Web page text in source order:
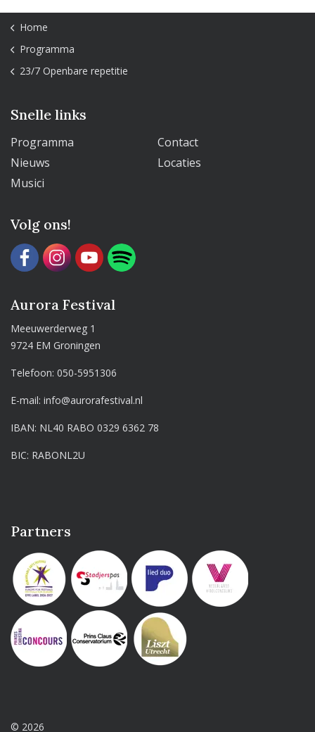
Home
Programma
23/7 Openbare repetitie
Snelle links
Programma
Contact
Nieuws
Locaties
Musici
Volg ons!
Aurora Festival
Meeuwerderweg 1
9724 EM Groningen
Telefoon:050-5951306
E-mail:info@aurorafestival.nl
IBAN: NL40 RABO 0329 6362 78
BIC: RABONL2U
Partners
© 2026